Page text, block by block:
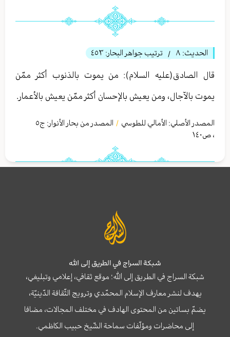
الحديث: ٨ / ترتيب جواهر البحار: ٤٥٣
قال الصادق(عليه السلام): من يموت بالذنوب أكثر ممّن
يموت بالآجال، ومن يعيش بالإحسان أكثر ممّن يعيش بالأعمار.
المصدر الأصلي: الأمالي للطوسي / المصدر من بحار الأنوار: ج٥
، ص١٤٠
شبكة السراج في الطريق إلى الله
شبكة السراج في الطريق إلى الله؛ موقع ثقافي، إعلامي وتبليغي،
يهدف لنشر معارف الإسلام المحمّدي وترويج الثّقافة الدّينيّة،
يضمّ بساتين من المحتوى الهادف في مختلف المجالات، مضافا
إلى محاضرات ومؤلّفات سماحة الشّيخ حبيب الكاظمي.